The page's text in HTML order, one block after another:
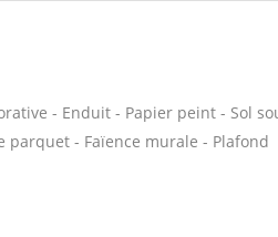
- Enduit - Papier peint - Sol
parquet - Faïence murale - Plafond